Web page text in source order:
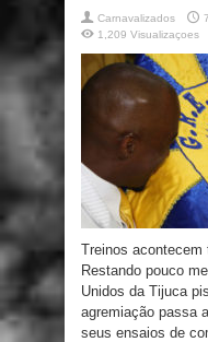
Carnavalizados
1,209 Visualizaçoes
Treinos acontecem
Restando pouco
Unidos da Tijuca
agremiação passa
seus ensaios de